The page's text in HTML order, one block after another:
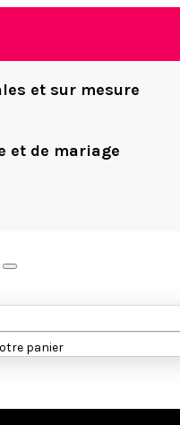
et sur mesure
et de mariage
panier